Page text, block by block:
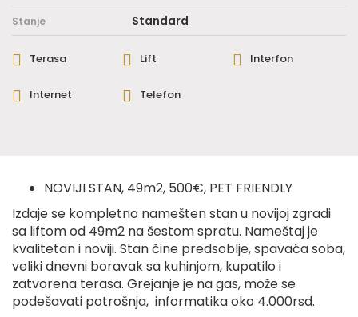
Stanje Standard
Terasa Lift Interfon
Internet Telefon
NOVIJI STAN, 49m2, 500€, PET FRIENDLY
Izdaje se kompletno namešten stan u novijoj zgradi
sa liftom od 49m2 na šestom spratu. Nameštaj je
kvalitetan i noviji. Stan čine predsoblje, spavaća soba,
veliki dnevni boravak sa kuhinjom, kupatilo i
zatvorena terasa. Grejanje je na gas, može se
podešavati potrošnja, informatika oko 4.000rsd.